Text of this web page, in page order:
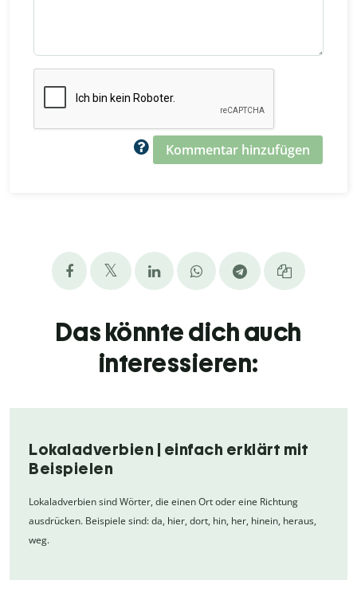
Kommentar hinzufügen
Das könnte dich auch
interessieren:
Lokaladverbien | einfach erklärt mit
Beispielen
Lokaladverbien sind Wörter, die einen Ort oder eine Richtung
ausdrücken. Beispiele sind: da, hier, dort, hin, her, hinein, heraus,
weg.